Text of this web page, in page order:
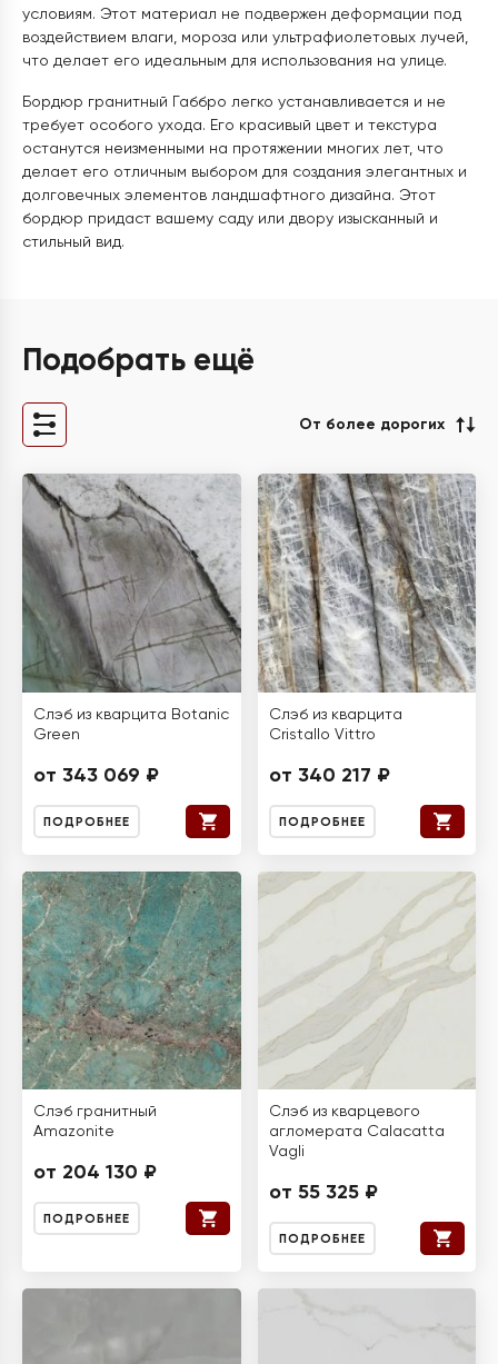
условиям. Этот материал не подвержен деформации под
воздействием влаги, мороза или ультрафиолетовых лучей,
что делает его идеальным для использования на улице.
Бордюр гранитный Габбро легко устанавливается и не
требует особого ухода. Его красивый цвет и текстура
останутся неизменными на протяжении многих лет, что
делает его отличным выбором для создания элегантных и
долговечных элементов ландшафтного дизайна. Этот
бордюр придаст вашему саду или двору изысканный и
стильный вид.
Подобрать ещё
От более дорогих
Слэб из кварцита Botanic
Green
от 343 069 ₽
ПОДРОБНЕЕ
Слэб из кварцита
Cristallo Vittro
от 340 217 ₽
ПОДРОБНЕЕ
Слэб гранитный
Amazonite
от 204 130 ₽
ПОДРОБНЕЕ
Слэб из кварцевого
агломерата Calacatta
Vagli
от 55 325 ₽
ПОДРОБНЕЕ